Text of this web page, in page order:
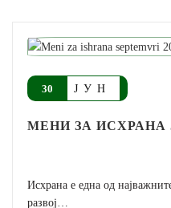
30 ЈУН
МЕНИ ЗА ИСХРАНА
Исхрана е една од
развој…